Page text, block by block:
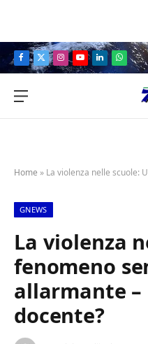
Facebook
X
Instagram
YouTubeLinkedIn
Home » La violenza nelle scuole: Un
GNEWS
La violenza
fenomeno
allarmante –
docente?